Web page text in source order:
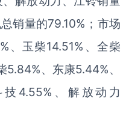
销量的79.10%；市场
、玉柴14.51%、全柴
、东康5.44%、
4.55%、解放动力